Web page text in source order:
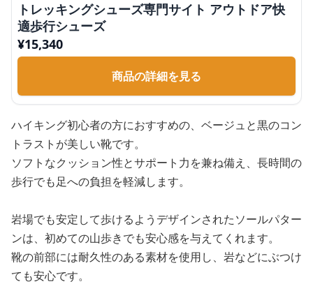
トレッキングシューズ専門サイト アウトドア快
適歩行シューズ
¥15,340
商品の詳細を見る
ハイキング初心者の方におすすめの、ベージュと黒のコン
トラストが美しい靴です。
ソフトなクッション性とサポート力を兼ね備え、長時間の
歩行でも足への負担を軽減します。
岩場でも安定して歩けるようデザインされたソールパター
ンは、初めての山歩きでも安心感を与えてくれます。
靴の前部には耐久性のある素材を使用し、岩などにぶつけ
ても安心です。